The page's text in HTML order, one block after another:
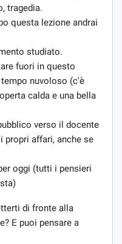
tragedia.
questa lezione andrai
studiato.
fuori in questo
nuvoloso (c'è
calda e una bella
verso il docente
propri affari, anche se
oggi (tutti i pensieri
di fronte alla
E puoi pensare a